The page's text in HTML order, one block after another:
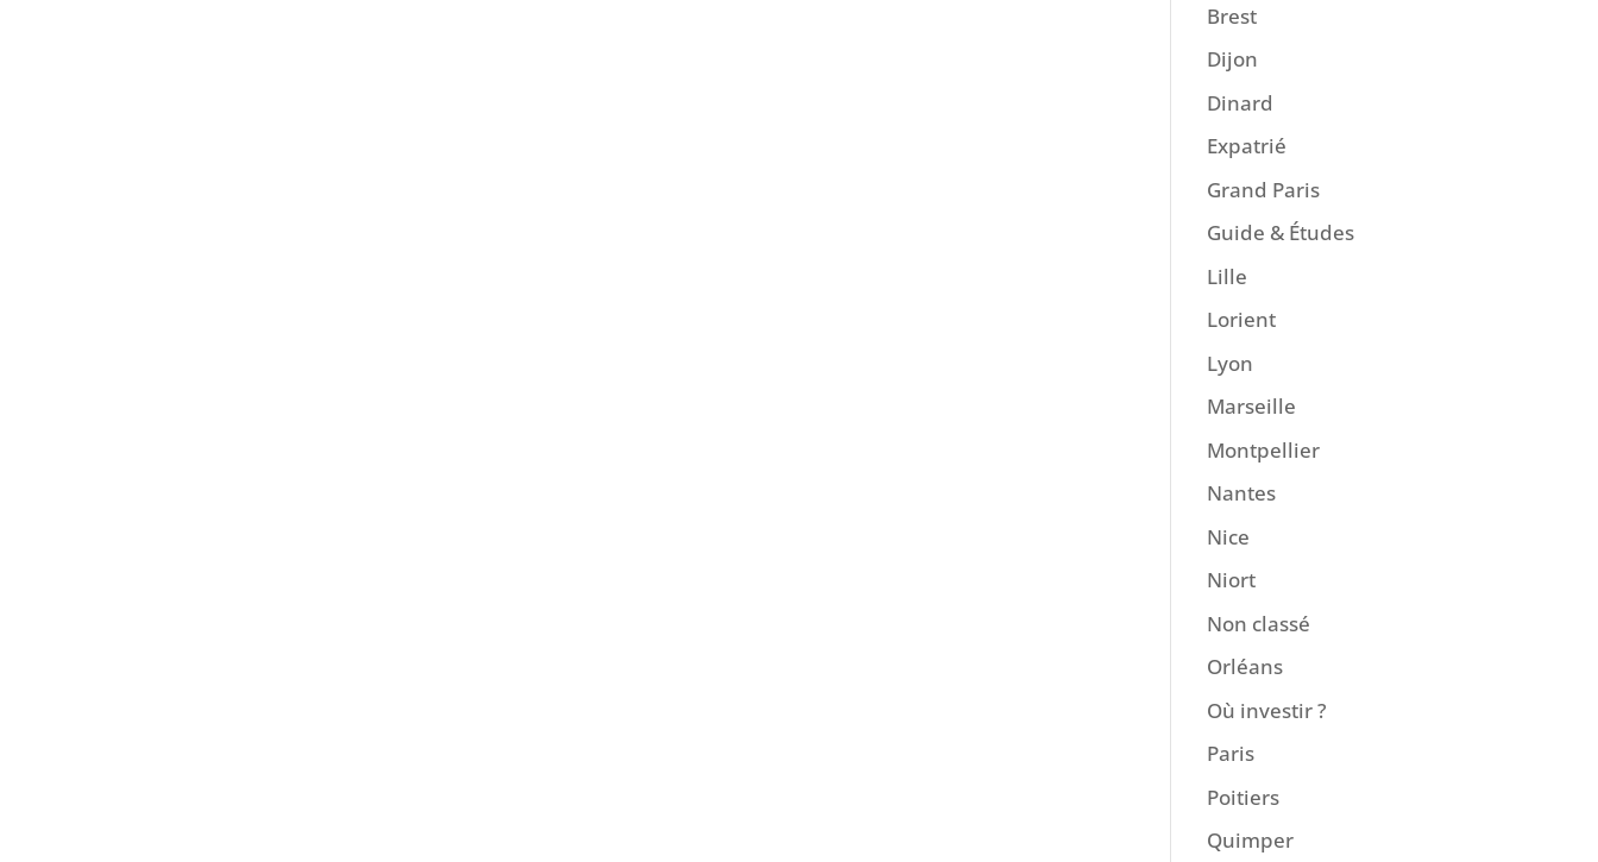
Brest
Dijon
Dinard
Expatrié
Grand Paris
Guide & Études
Lille
Lorient
Lyon
Marseille
Montpellier
Nantes
Nice
Niort
Non classé
Orléans
Où investir ?
Paris
Poitiers
Quimper